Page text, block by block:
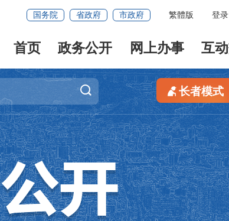
国务院 省政府 市政府 繁體版 登录
首页 政务公开 网上办事 互
长者模式